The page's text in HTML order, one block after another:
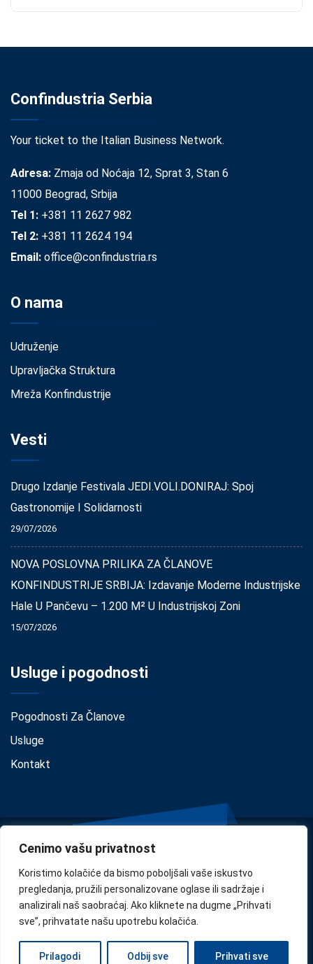
Cenimo vašu privatnost
Koristimo kolačiće da bismo poboljšali vaše iskustvo
pregledanja, pružili personalizovane oglase ili sadržaje i
analizirali naš saobraćaj. Ako kliknete na dugme „Prihvati
sve”, prihvatate našu upotrebu kolačića.
Prilagodi Odbij sve Prihvati sve
Confindustria Serbia
Your ticket to the Italian Business Network.
Adresa: Zmaja od Noćaja 12, Sprat 3, Stan 6
11000 Beograd, Srbija
Tel 1: +381 11 2627 982
Tel 2: +381 11 2624 194
Email: office@confindustria.rs
O nama
Udruženje
Upravljačka Struktura
Mreža Konfindustrije
Vesti
Drugo Izdanje Festivala JEDI.VOLI.DONIRAJ: Spoj
Gastronomije I Solidarnosti
29/07/2026
NOVA POSLOVNA PRILIKA ZA ČLANOVE
KONFINDUSTRIJE SRBIJA: Izdavanje Moderne Industrijske
Hale U Pančevu – 1.200 M² U Industrijskoj Zoni
15/07/2026
Usluge i pogodnosti
Pogodnosti Za Članove
Usluge
Kontakt
Privacy• Cookie Policy•Disclaimer
Copyright © 2024Confindustria Serbia. Designed byZoe